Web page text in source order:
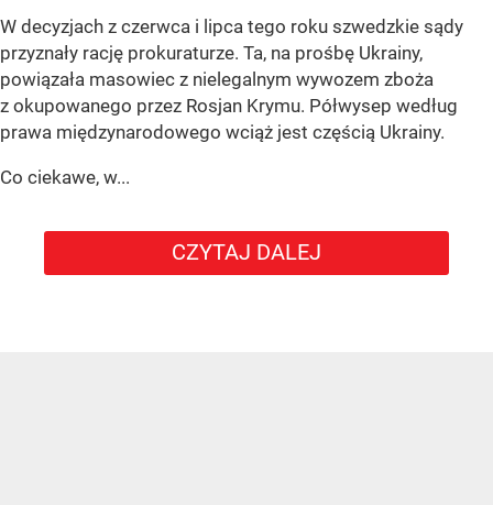
W decyzjach z czerwca i lipca tego roku szwedzkie sądy
przyznały rację prokuraturze. Ta, na prośbę Ukrainy,
powiązała masowiec z nielegalnym wywozem zboża
z okupowanego przez Rosjan Krymu. Półwysep według
prawa międzynarodowego wciąż jest częścią Ukrainy.
Co ciekawe, w...
CZYTAJ DALEJ